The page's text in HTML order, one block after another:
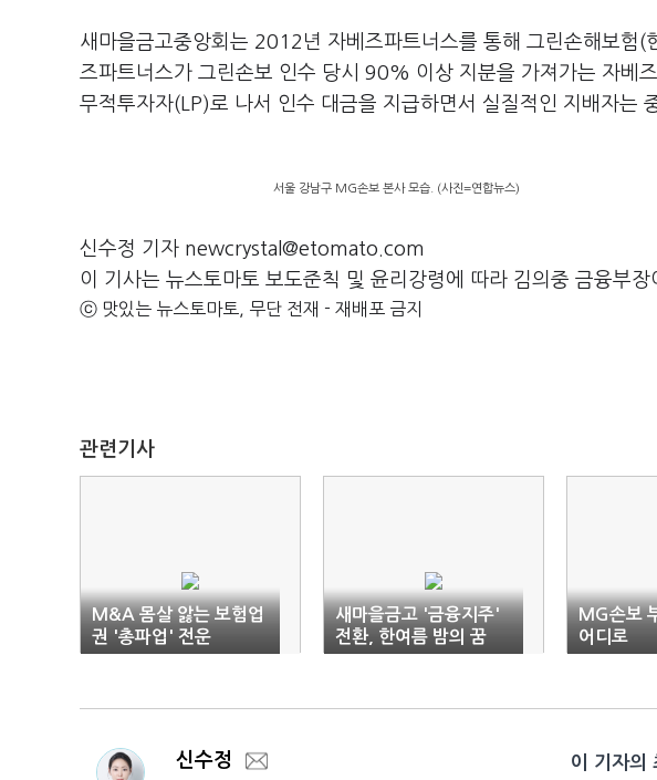
새마을금고중앙회는 2012년 자베즈파트너스를 통해 그린손해보험(
즈파트너스가 그린손보 인수 당시 90% 이상 지분을 가져가는 자베
무적투자자(LP)로 나서 인수 대금을 지급하면서 실질적인 지배자는
서울 강남구 MG손보 본사 모습. (사진=연합뉴스)
신수정 기자 newcrystal@etomato.com
이 기사는 뉴스토마토 보도준칙 및 윤리강령에 따라 김의중 금융부장
ⓒ 맛있는 뉴스토마토, 무단 전재 - 재배포 금지
관련기사
M&A 몸살 앓는 보험업
권 '총파업' 전운
새마을금고 '금융지주'
전환, 한여름 밤의 꿈
MG손보
어디로
신수정 이 기자의